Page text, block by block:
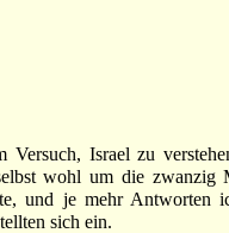
Israel zu
wohl um die zwanzig
und je mehr Antworten
sich ein.